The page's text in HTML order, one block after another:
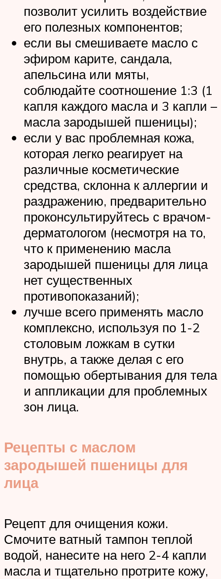
позволит усилить воздействие
его полезных компонентов;
если вы смешиваете масло с
эфиром карите, сандала,
апельсина или мяты,
соблюдайте соотношение 1:3 (1
капля каждого масла и 3 капли –
масла зародышей пшеницы);
если у вас проблемная кожа,
которая легко реагирует на
различные косметические
средства, склонна к аллергии и
раздражению, предварительно
проконсультируйтесь с врачом-
дерматологом (несмотря на то,
что к применению масла
зародышей пшеницы для лица
нет существенных
противопоказаний);
лучше всего применять масло
комплексно, используя по 1-2
столовым ложкам в сутки
внутрь, а также делая с его
помощью обертывания для тела
и аппликации для проблемных
зон лица.
Рецепты с маслом
зародышей пшеницы для
лица
Рецепт для очищения кожи.
Смочите ватный тампон теплой
водой, нанесите на него 2-4 капли
масла и тщательно протрите кожу,